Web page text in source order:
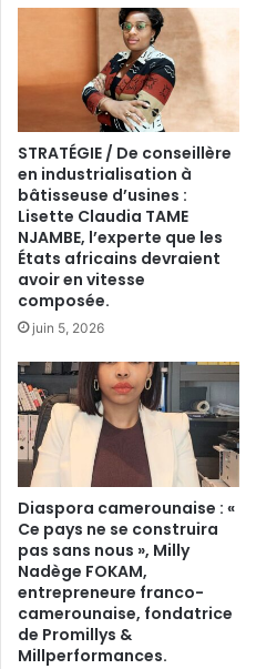
STRATÉGIE / De conseillère
en industrialisation à
bâtisseuse d’usines :
Lisette Claudia TAME
NJAMBE, l’experte que les
États africains devraient
avoir en vitesse
composée.
juin 5, 2026
Diaspora camerounaise : «
Ce pays ne se construira
pas sans nous », Milly
Nadège FOKAM,
entrepreneure franco-
camerounaise, fondatrice
de Promillys &
Millperformances.